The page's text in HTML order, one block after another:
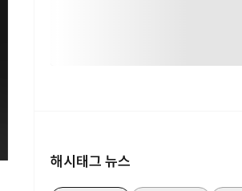
해시태그 뉴스